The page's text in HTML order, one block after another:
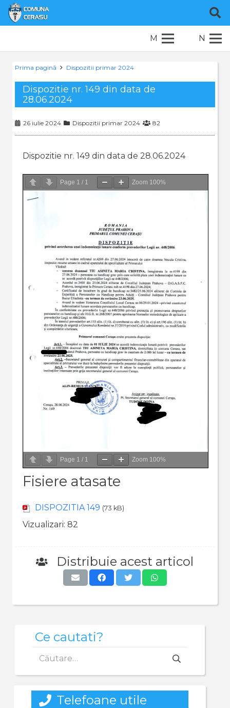
M N
Prima pagină Dispozitii primar 2024
Dispozitie nr. 149 din data de
28.06.2024
26 iulie 2024 Dispozitii primar 2024 82
Dispozitie nr. 149 din data de 28.06.2024
Page 1 / 1 Zoom 100%
Page 1 / 1 Zoom 100%
Fisiere atasate
DISPOZITIA 149 (73 kB)
Vizualizari: 82
Distribuie acest articol
Ce cautati?
după:
Telefoane utile